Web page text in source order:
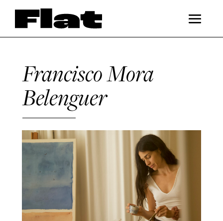
Francisco Mora
Belenguer